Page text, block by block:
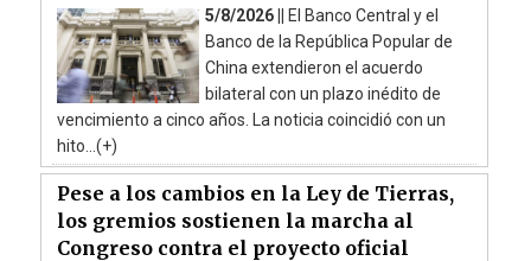
5/8/2026 ||
El Banco Central y el
Banco de la República Popular de
China extendieron el acuerdo
bilateral con un plazo inédito de
vencimiento a cinco años. La noticia coincidió con un
hito...(+)
Pese a los cambios en la Ley de Tierras,
los gremios sostienen la marcha al
Congreso contra el proyecto oficial